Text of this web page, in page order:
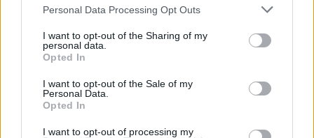
Please note that this website/app uses one or more Google
not limited to your visit or usage behaviour. You may click to
grant or deny consent to Google and its third-party tags to
use your data for below specified purposes in below Google
consent section.
Personal Data Processing Opt Outs
I want to opt-out of the Sharing of my
personal data.
Opted In
I want to opt-out of the Sale of my
Personal Data.
Opted In
I want to opt-out of processing my
Śledź mecze swojej drużyny
Jeśli jesteś kibicem klubu Czarni Lipa lub Unia Nowa Sarzyna - zaglądaj
tutaj częściej. Nasz serwis regularnie dostarcza informacje o terminach
meczów, wynikach, transferach i newsach klubowych
piłkarskichw województwie. Sprawdź nasze relacje, śledź ulubioną ligę i
bądź na bieżąco z wydarzeniami z boisk!